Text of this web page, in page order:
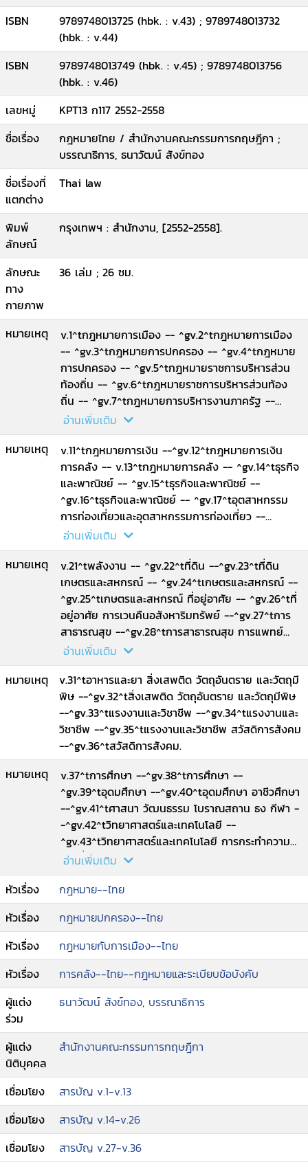
ISBN
9789748013725 (hbk. : v.43) ; 9789748013732
(hbk. : v.44)
ISBN
9789748013749 (hbk. : v.45) ; 9789748013756
(hbk. : v.46)
เลขหมู่
KPT13 ก117 2552-2558
ชื่อเรื่อง
กฎหมายไทย / สำนักงานคณะกรรมการกฤษฎีกา ;
บรรณาธิการ, ธนาวัฒน์ สังข์ทอง
ชื่อเรื่องที่
แตกต่าง
Thai law
พิมพ์
ลักษณ์
กรุงเทพฯ : สำนักงาน, [2552-2558].
ลักษณะ
ทาง
กายภาพ
36 เล่ม ; 26 ซม.
หมายเหตุ
v.1^tกฎหมายการเมือง -- ^gv.2^tกฎหมายการเมือง
-- ^gv.3^tกฎหมายการปกครอง -- ^gv.4^tกฎหมาย
การปกครอง -- ^gv.5^tกฎหมายราชการบริหารส่วน
ท้องถิ่น -- ^gv.6^tกฎหมายราชการบริหารส่วนท้อง
ถิ่น -- ^gv.7^tกฎหมายการบริหารงานภาครัฐ --
^gv.8^tกฎหมายการบริหารงานภาครัฐ --
^gv.9^tกฎหมายบุคลากรภาครัฐ -- ^gv.10^tกฎหมาย
บุคลากรภาครัฐ.
อ่านเพิ่มเติม
หมายเหตุ
v.11^tกฎหมายการเงิน --^gv.12^tกฎหมายการเงิน
การคลัง -- v.13^tกฎหมายการคลัง -- ^gv.14^tธุรกิจ
และพาณิชย์ -- ^gv.15^tธุรกิจและพาณิชย์ --
^gv.16^tธุรกิจและพาณิชย์ -- ^gv.17^tอุตสาหกรรม
การท่องเที่ยวและอุตสาหกรรมการท่องเที่ยว --
^gv.18^tทรัพย์สินทางปัญญา การค้าระหว่างประเทศ -
- ^gv.19^tทรัพยากรธรรมชาติ --
^gv.20^tทรัพยากรธรรมชาติ สิ่งแวดล้อม.
อ่านเพิ่มเติม
หมายเหตุ
v.21^tพลังงาน -- ^gv.22^tที่ดิน --^gv.23^tที่ดิน
เกษตรและสหกรณ์ -- ^gv.24^tเกษตรและสหกรณ์ --
^gv.25^tเกษตรและสหกรณ์ ที่อยู่อาศัย -- ^gv.26^tที่
อยู่อาศัย การเวนคืนอสังหาริมทรัพย์ --^gv.27^tการ
สาธารณสุข --^gv.28^tการสาธารณสุข การแพทย์
วิชาชีพ --^gv.29^tวิชาชีพ --^gv.30^tวิชาชีพ อาหาร
และยา.
อ่านเพิ่มเติม
หมายเหตุ
v.31^tอาหารและยา สิ่งเสพติด วัตถุอันตราย และวัตถุมี
พิษ --^gv.32^tสิ่งเสพติด วัตถุอันตราย และวัตถุมีพิษ
--^gv.33^tแรงงานและวิชาชีพ --^gv.34^tแรงงานและ
วิชาชีพ --^gv.35^tแรงงานและวิชาชีพ สวัสดิการสังคม
--^gv.36^tสวัสดิการสังคม.
หมายเหตุ
v.37^tการศึกษา --^gv.38^tการศึกษา --
^gv.39^tอุดมศึกษา --^gv.40^tอุดมศึกษา อาชีวศึกษา
--^gv.41^tศาสนา วัฒนธรรม โบราณสถาน ธง กีฬา -
-^gv.42^tวิทยาศาสตร์และเทคโนโลยี --
^gv.43^tวิทยาศาสตร์และเทคโนโลยี การกระทำความ
ผิดเกี่ยวกับคอมพิวเตอร์ และธุรกรรมทาง
อิเล็กทรอนิกส์ --^gv.44-46^tโทรคมนาคมและการ
สื่อสาร.
อ่านเพิ่มเติม
หัวเรื่อง
กฎหมาย--ไทย
หัวเรื่อง
กฎหมายปกครอง--ไทย
หัวเรื่อง
กฎหมายกับการเมือง--ไทย
หัวเรื่อง
การคลัง--ไทย--กฎหมายและระเบียบข้อบังคับ
ผู้แต่ง
ร่วม
ธนาวัฒน์ สังข์ทอง, บรรณาธิการ
ผู้แต่ง
นิติบุคคล
สำนักงานคณะกรรมการกฤษฎีกา
เชื่อมโยง
สารบัญ v.1-v.13
เชื่อมโยง
สารบัญ v.14-v.26
เชื่อมโยง
สารบัญ v.27-v.36